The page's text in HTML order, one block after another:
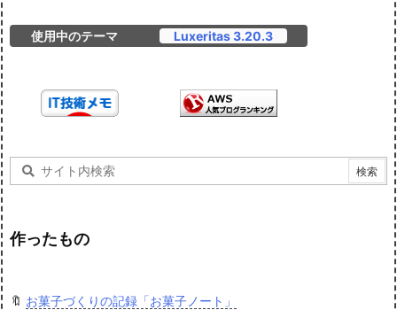
使用中のテーマ Luxeritas 3.20.3
作ったもの
🔖 お菓子づくりの記録「お菓子ノート」